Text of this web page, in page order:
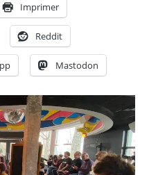
Imprimer
Reddit
Mastodon